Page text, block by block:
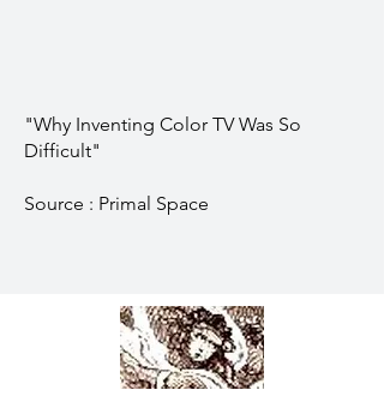
"Why Inventing Color TV Was So
Difficult"
Source : Primal Space